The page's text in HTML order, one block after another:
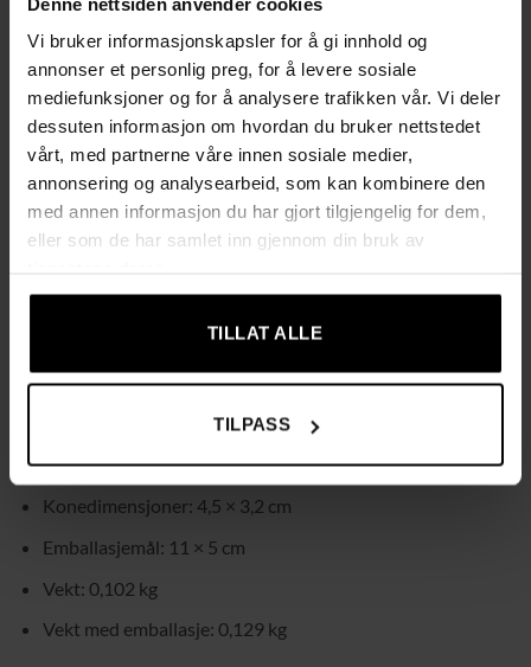
Vi bruker informasjonskapsler for å gi innhold og
annonser et personlig preg, for å levere sosiale
mediefunksjoner og for å analysere trafikken vår. Vi deler
dessuten informasjon om hvordan du bruker nettstedet
vårt, med partnerne våre innen sosiale medier,
annonsering og analysearbeid, som kan kombinere den
med annen informasjon du har gjort tilgjengelig for dem,
eller som de har samlet inn gjennom din bruk av
TILLAT ALLE
TILPASS
bruksområder
Våt boring – vannkjøling forlenger levetiden
M14-gjenger – kompatibel med vinkelslipere
Allsidig bruk – boring, utvidelse, fresing og justering av
hull
Tekniske spesifikasjoner
Farge: Svart
Høyde på diamantdel: 38 mm
Diameter: 2–35 mm
Bruk: Tørr eller våt
Konedimensjoner: 4,5 × 3,2 cm
Emballasjemål: 11 × 5 cm
Vekt: 0,102 kg
Vekt med emballasje: 0,129 kg